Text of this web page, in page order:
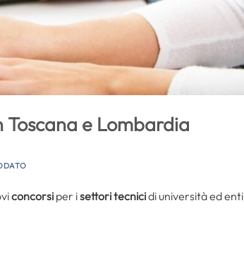
e Lombardia
concorsi per isettori tecnicidi università ed enti